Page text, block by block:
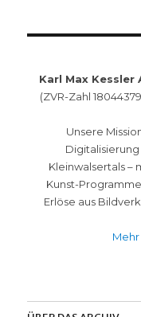
Karl Max Kessler
(ZVR-Zahl
Unsere
Kleinwalsertals –
Kunst-
Erlöse aus